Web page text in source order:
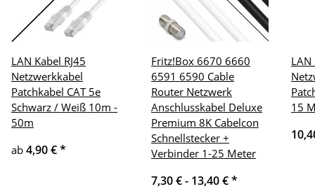
LAN Kabel RJ45
Netzwerkkabel
Patchkabel CAT 5e
Schwarz / Weiß 10m -
50m
ab 4,90 €*
Fritz!Box 6670 6660
6591 6590 Cable
Router Netzwerk
Anschlusskabel Deluxe
Premium 8K Cabelcon
Schnellstecker +
Verbinder 1-25 Meter
7,30 € - 13,40 €*
LAN
15